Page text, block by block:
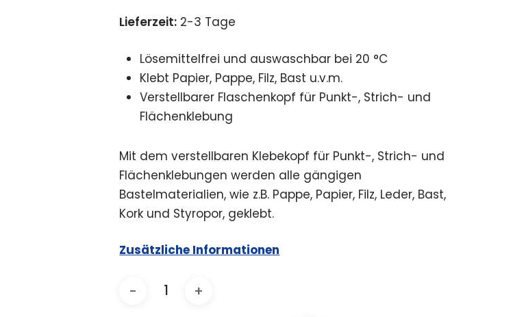
Lieferzeit: 2-3 Tage
Lösemittelfrei und auswaschbar bei 20 °C
Klebt Papier, Pappe, Filz, Bast u.v.m.
Verstellbarer Flaschenkopf für Punkt-, Strich- und
Flächenklebung
Mit dem verstellbaren Klebekopf für Punkt-, Strich- und
Flächenklebungen werden alle gängigen
Bastelmaterialien, wie z.B. Pappe, Papier, Filz, Leder, Bast,
Kork und Styropor, geklebt.
Zusätzliche Informationen